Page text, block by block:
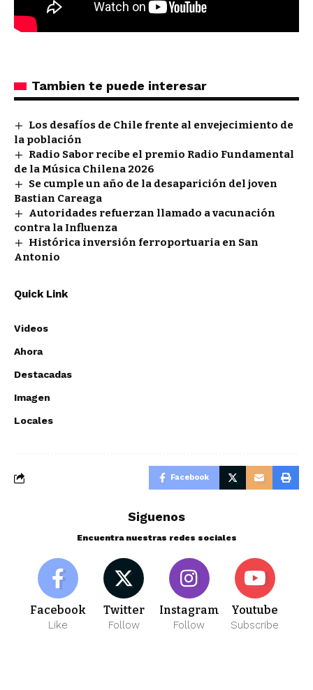
Tambien te puede interesar
Los desafíos de Chile frente al envejecimiento de
la población
Radio Sabor recibe el premio Radio Fundamental
de la Música Chilena 2026
Se cumple un año de la desaparición del joven
Bastian Careaga
Autoridades refuerzan llamado a vacunación
contra la Influenza
Histórica inversión ferroportuaria en San
Antonio
Quick Link
Videos
Ahora
Destacadas
Imagen
Locales
Facebook
Siguenos
Encuentra nuestras redes sociales
Facebook
Like
Twitter
Follow
Instagram
Follow
Youtube
Subscribe